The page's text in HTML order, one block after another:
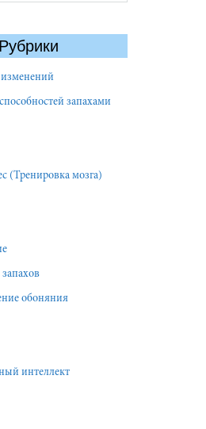
Рубрики
изменений
запахами
(Тренировка мозга)
обоняния
интеллект